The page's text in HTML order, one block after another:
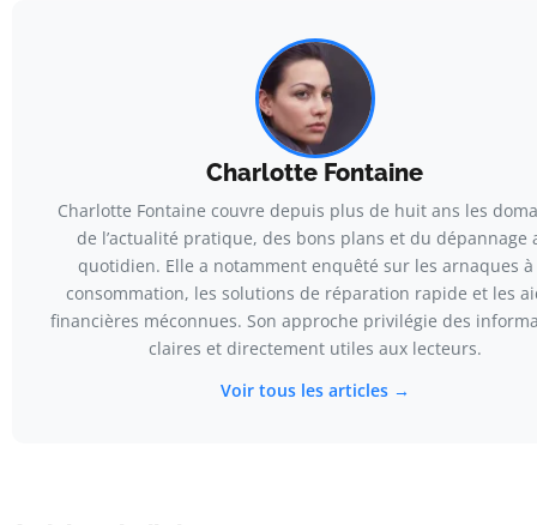
Charlotte Fontaine
Charlotte Fontaine couvre depuis plus de huit ans les
de l’actualité pratique, des bons plans et du dépannage
quotidien. Elle a notamment enquêté sur les arnaques à
consommation, les solutions de réparation rapide et les
financières méconnues. Son approche privilégie des
claires et directement utiles aux lecteurs.
Voir tous les articles →